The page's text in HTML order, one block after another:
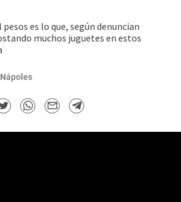
es lo que, según denuncian
muchos juguetes en estos